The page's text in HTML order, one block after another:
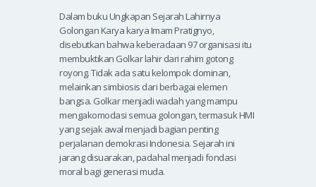
Dalam buku Ungkapan Sejarah Lahirnya
Golongan Karya karya Imam Pratignyo,
disebutkan bahwa keberadaan 97 organisasi itu
membuktikan Golkar lahir dari rahim gotong
royong. Tidak ada satu kelompok dominan,
melainkan simbiosis dari berbagai elemen
bangsa. Golkar menjadi wadah yang mampu
mengakomodasi semua golongan, termasuk HMI
yang sejak awal menjadi bagian penting
perjalanan demokrasi Indonesia. Sejarah ini
jarang disuarakan, padahal menjadi fondasi
moral bagi generasi muda.